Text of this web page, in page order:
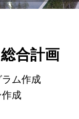
合計画
ム作成
成